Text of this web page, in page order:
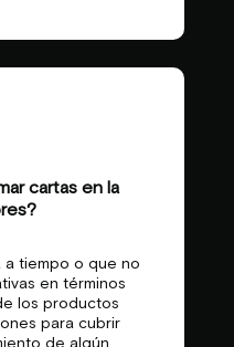
cartas en la
a tiempo o que no
en términos
los productos
para cubrir
de algún